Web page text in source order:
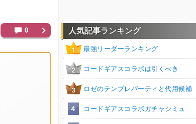
0 人気記事ランキング
1 最強リーダーランキング
2 コードギアスコラボは引くべき
3 ロゼのテンプレパーティと代用候補
4 コードギアスコラボガチャシミュ